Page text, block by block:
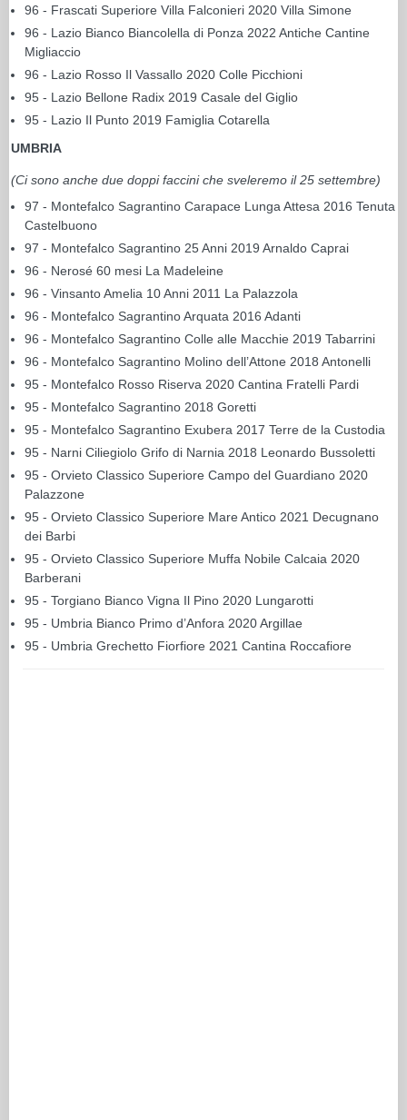
96 - Frascati Superiore Villa Falconieri 2020 Villa Simone
96 - Lazio Bianco Biancolella di Ponza 2022 Antiche Cantine
Migliaccio
96 - Lazio Rosso Il Vassallo 2020 Colle Picchioni
95 - Lazio Bellone Radix 2019 Casale del Giglio
95 - Lazio Il Punto 2019 Famiglia Cotarella
UMBRIA
(Ci sono anche due doppi faccini che sveleremo il 25 settembre)
97 - Montefalco Sagrantino Carapace Lunga Attesa 2016 Tenuta
Castelbuono
97 - Montefalco Sagrantino 25 Anni 2019 Arnaldo Caprai
96 - Nerosé 60 mesi La Madeleine
96 - Vinsanto Amelia 10 Anni 2011 La Palazzola
96 - Montefalco Sagrantino Arquata 2016 Adanti
96 - Montefalco Sagrantino Colle alle Macchie 2019 Tabarrini
96 - Montefalco Sagrantino Molino dell’Attone 2018 Antonelli
95 - Montefalco Rosso Riserva 2020 Cantina Fratelli Pardi
95 - Montefalco Sagrantino 2018 Goretti
95 - Montefalco Sagrantino Exubera 2017 Terre de la Custodia
95 - Narni Ciliegiolo Grifo di Narnia 2018 Leonardo Bussoletti
95 - Orvieto Classico Superiore Campo del Guardiano 2020
Palazzone
95 - Orvieto Classico Superiore Mare Antico 2021 Decugnano
dei Barbi
95 - Orvieto Classico Superiore Muffa Nobile Calcaia 2020
Barberani
95 - Torgiano Bianco Vigna Il Pino 2020 Lungarotti
95 - Umbria Bianco Primo d’Anfora 2020 Argillae
95 - Umbria Grechetto Fiorfiore 2021 Cantina Roccafiore